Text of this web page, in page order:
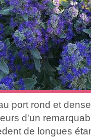
port rond et
d'un
de longues